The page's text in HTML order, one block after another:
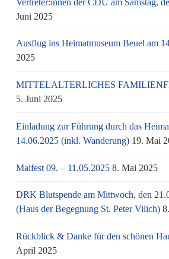
Juni 2025
Ausflug ins Heimatmuseum Beuel am
2025
MITTELALTERLICHES
5. Juni 2025
Einladung zur Führung durch das
14.06.2025 (inkl. Wanderung) 19. Mai
Maifest 09. – 11.05.2025 8. Mai 2025
DRK Blutspende am Mittwoch, den
(Haus der Begegnung St. Peter Vilich)
Rückblick & Danke für den schönen
April 2025